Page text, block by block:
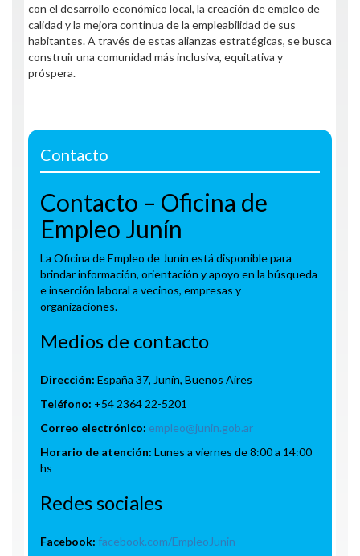
con el desarrollo económico local, la creación de empleo de
calidad y la mejora continua de la empleabilidad de sus
habitantes. A través de estas alianzas estratégicas, se busca
construir una comunidad más inclusiva, equitativa y
próspera.
Contacto
Contacto – Oficina de
Empleo Junín
La Oficina de Empleo de Junín está disponible para
brindar información, orientación y apoyo en la búsqueda
e inserción laboral a vecinos, empresas y
organizaciones.
Medios de contacto
Dirección: España 37, Junín, Buenos Aires
Teléfono: +54 2364 22-5201
Correo electrónico: empleo@junin.gob.ar
Horario de atención: Lunes a viernes de 8:00 a 14:00
hs
Redes sociales
Facebook: facebook.com/EmpleoJunin